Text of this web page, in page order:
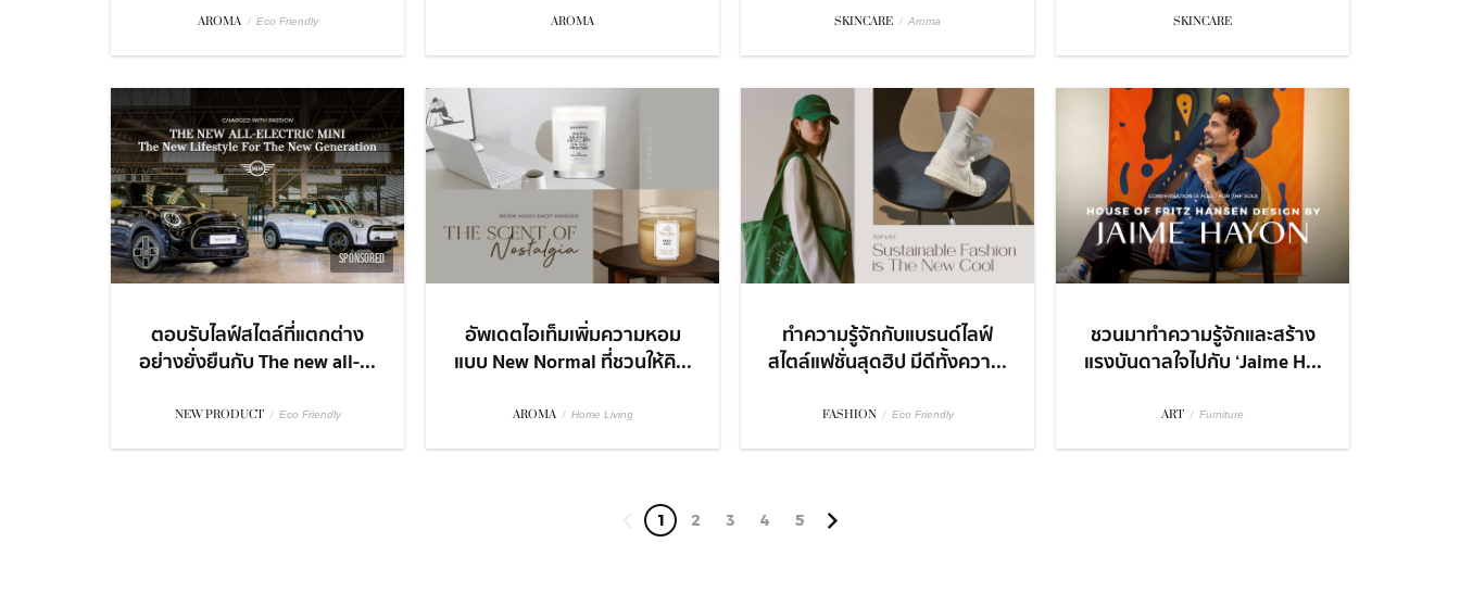
AROMA / Eco Friendly AROMA SKINCARE / Aroma SKINCARE
SPONSORED
ตอบรับไลฟ์สไตล์ที่แตกต่าง
อย่างยั่งยืนกับ The new all-...
NEW PRODUCT / Eco Friendly
อัพเดตไอเท็มเพิ่มความหอม
แบบ New Normal ที่ชวนให้คิ...
AROMA / Home Living
ทำความรู้จักกับแบรนด์ไลฟ์
สไตล์แฟชั่นสุดฮิป มีดีทั้งควา...
FASHION / Eco Friendly
ชวนมาทำความรู้จักและสร้าง
แรงบันดาลใจไปกับ ‘Jaime H...
ART / Furniture
1 2 3 4 5